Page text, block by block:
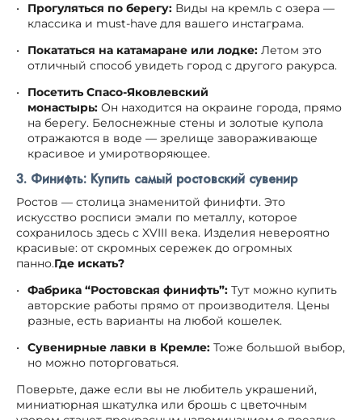
Прогуляться по берегу: Виды на кремль с озера —
классика и must-have для вашего инстаграма.
Покататься на катамаране или лодке: Летом это
отличный способ увидеть город с другого ракурса.
Посетить Спасо-Яковлевский
монастырь: Он находится на окраине города, прямо
на берегу. Белоснежные стены и золотые купола
отражаются в воде — зрелище завораживающе
красивое и умиротворяющее.
3. Финифть: Купить самый ростовский сувенир
Ростов — столица знаменитой финифти. Это
искусство росписи эмали по металлу, которое
сохранилось здесь с XVIII века. Изделия невероятно
красивые: от скромных сережек до огромных
панно.Где искать?
Фабрика “Ростовская финифть”: Тут можно купить
авторские работы прямо от производителя. Цены
разные, есть варианты на любой кошелек.
Сувенирные лавки в Кремле: Тоже большой выбор,
но можно поторговаться.
Поверьте, даже если вы не любитель украшений,
миниатюрная шкатулка или брошь с цветочным